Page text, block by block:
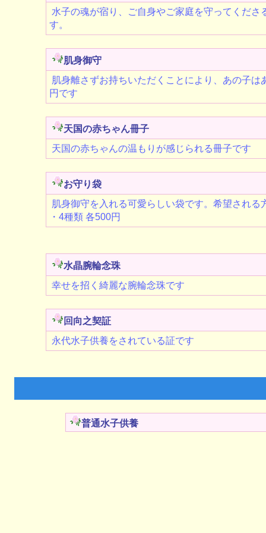
水子の魂が宿り、ご自身やご家庭を守ってくだ
す。
肌身御守
肌身離さずお持ちいただくことにより、あの子
円です
天国の赤ちゃん冊子
天国の赤ちゃんの温もりが感じられる冊子です
お守り袋
肌身御守を入れる可愛らしい袋です。希望される
・4種類 各500円
水晶腕輪念珠
幸せを招く綺麗な腕輪念珠です
回向之契証
永代水子供養をされている証です
普通水子供養